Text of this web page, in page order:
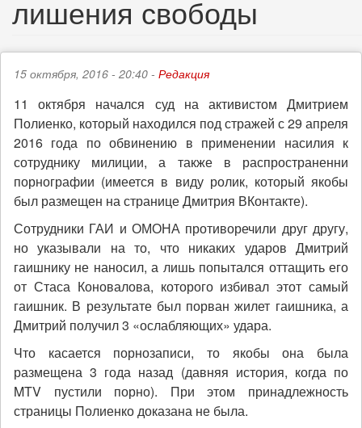
лишения свободы
15 октября, 2016 - 20:40 - Редакция
11 октября начался суд на активистом Дмитрием
Полиенко, который находился под стражей с 29 апреля
2016 года по обвинению в применении насилия к
сотруднику милиции, а также в распространенни
порнографии (имеется в виду ролик, который якобы
был размещен на странице Дмитрия ВКонтакте).
Сотрудники ГАИ и ОМОНА противоречили друг другу,
но указывали на то, что никаких ударов Дмитрий
гаишнику не наносил, а лишь попытался оттащить его
от Стаса Коновалова, которого избивал этот самый
гаишник. В результате был порван жилет гаишника, а
Дмитрий получил 3 «ослабляющих» удара.
Что касается порнозаписи, то якобы она была
размещена 3 года назад (давняя история, когда по
MTV пустили порно). При этом принадлежность
страницы Полиенко доказана не была.